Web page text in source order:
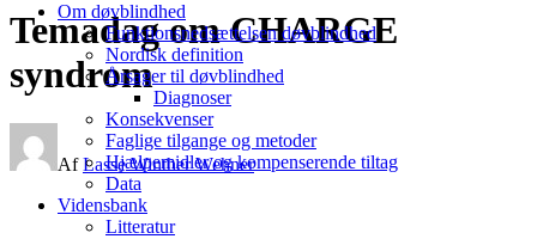
Om døvblindhed
Funktionsnedsættelsen døvblindhed
Nordisk definition
Årsager til døvblindhed
Diagnoser
Konsekvenser
Faglige tilgange og metoder
Hjælpemidler og kompenserende tiltag
Data
Vidensbank
Litteratur
Temadag om CHARGE
syndrom
AfLasse Winther Wehner